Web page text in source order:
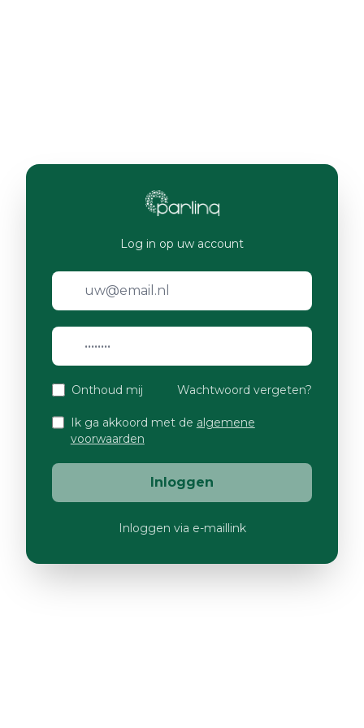
Log in op uw account
Onthoud mij Wachtwoord vergeten?
Ik ga akkoord met de algemene
voorwaarden
Inloggen
Inloggen via e-maillink